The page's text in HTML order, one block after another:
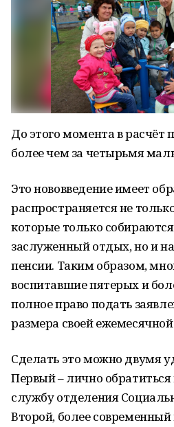
До этого момента в расчёт
более чем за четырьмя
Это нововведение имеет
распространяется не
которые только
заслуженный отдых, но и
пенсии. Таким образом,
воспитавшие пятерых и
полное право подать
размера своей
Сделать это можно двумя
Первый – лично
службу отделения
Второй, более современный